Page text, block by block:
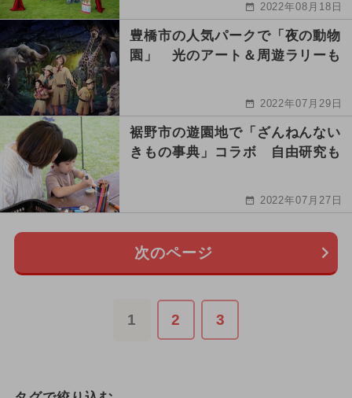
2022年08月18日
豊橋市の人気パークで「夜の動物
園」 光のアート＆周遊ラリーも
2022年07月29日
裾野市の遊園地で「ざんねんない
きもの事典」コラボ 自由研究も
2022年07月27日
次のページ
1 2 3